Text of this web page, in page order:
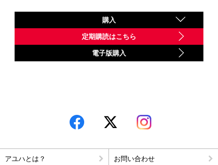
購入
定期購読はこちら
電子版購入
アユハとは？ お問い合わせ